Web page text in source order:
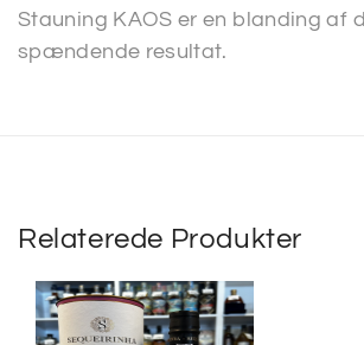
Stauning KAOS er en blanding af
spændende resultat.
Relaterede Produkter